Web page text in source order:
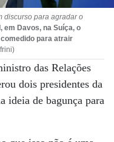
discurso para agradar o
em Davos, na Suíça, o
para atrair
das Relações
dois presidentes da
ideia de bagunça para